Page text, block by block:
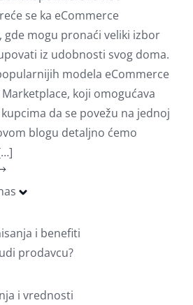
se ka eCommerce
gde mogu pronaći veliki izbor
iz udobnosti svog doma.
modela eCommerce
koji omogućava
da se povežu na jednoj
blogu detaljno ćemo
i benefiti
prodavcu?
i vrednosti